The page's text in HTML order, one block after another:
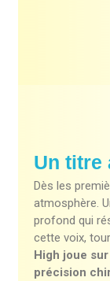
Un titre
Dès les
atmosphère.
profond qui
cette voix,
High joue
précision